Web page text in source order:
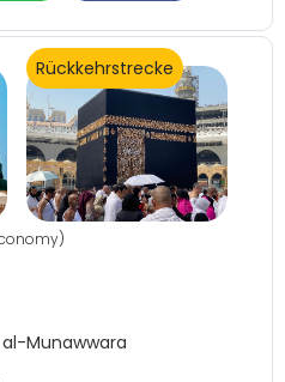
Rückkehrstrecke
Munawwara